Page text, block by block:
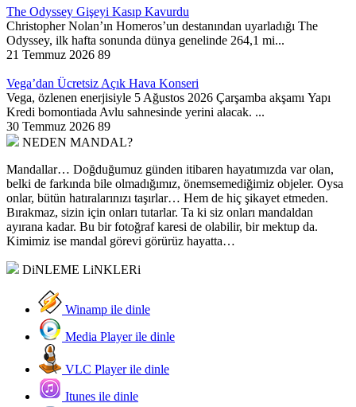
The Odyssey Gişeyi Kasıp Kavurdu
Christopher Nolan’ın Homeros’un destanından uyarladığı The
Odyssey, ilk hafta sonunda dünya genelinde 264,1 mi...
21 Temmuz 2026 89
Vega’dan Ücretsiz Açık Hava Konseri
Vega, özlenen enerjisiyle 5 Ağustos 2026 Çarşamba akşamı Yapı
Kredi bomontiada Avlu sahnesinde yerini alacak. ...
30 Temmuz 2026 89
NEDEN MANDAL?
Mandallar… Doğduğumuz günden itibaren hayatımızda var olan,
belki de farkında bile olmadığımız, önemsemediğimiz objeler. Oysa
onlar, bütün hatıralarınızı taşırlar… Hem de hiç şikayet etmeden.
Bırakmaz, sizin için onları tutarlar. Ta ki siz onları mandaldan
ayırana kadar. Bu bir fotoğraf karesi de olabilir, bir mektup da.
Kimimiz ise mandal görevi görürüz hayatta…
DiNLEME LiNKLERi
Winamp ile dinle
Media Player ile dinle
VLC Player ile dinle
Itunes ile dinle